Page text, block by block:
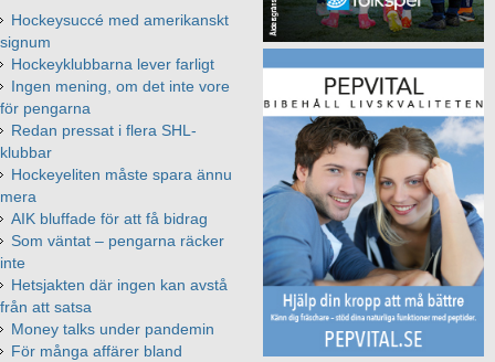
Hockeysuccé med amerikanskt
signum
Hockeyklubbarna lever farligt
Ingen mening, om det inte vore
för pengarna
Redan pressat i flera SHL-
klubbar
Hockeyeliten måste spara ännu
mera
AIK bluffade för att få bidrag
Som väntat – pengarna räcker
inte
Hetsjakten där ingen kan avstå
från att satsa
Money talks under pandemin
För många affärer bland